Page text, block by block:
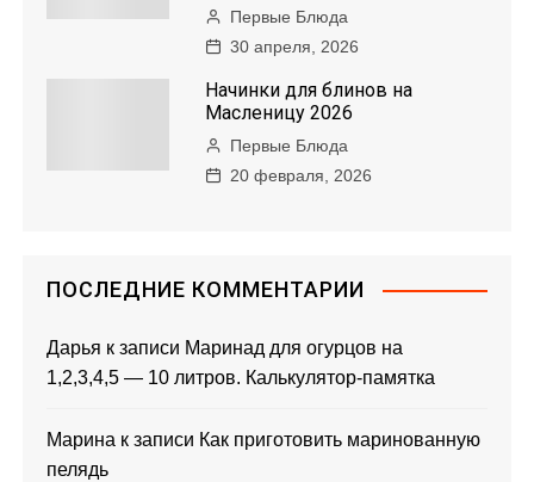
Первые Блюда
30 апреля, 2026
Начинки для блинов на
Масленицу 2026
Первые Блюда
20 февраля, 2026
ПОСЛЕДНИЕ КОММЕНТАРИИ
Дарья к записи Маринад для огурцов на
1,2,3,4,5 — 10 литров. Калькулятор-памятка
Марина к записи Как приготовить маринованную
пелядь